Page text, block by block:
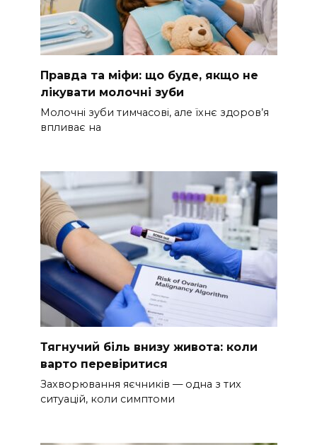
Правда та міфи: що буде, якщо не
лікувати молочні зуби
Молочні зуби тимчасові, але їхнє здоров’я
впливає на
Тягнучий біль внизу живота: коли
варто перевіритися
Захворювання яєчників — одна з тих
ситуацій, коли симптоми